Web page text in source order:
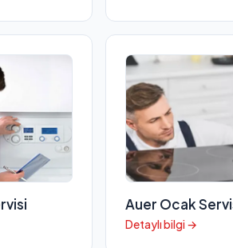
Auer Ocak
Detaylı bilgi →